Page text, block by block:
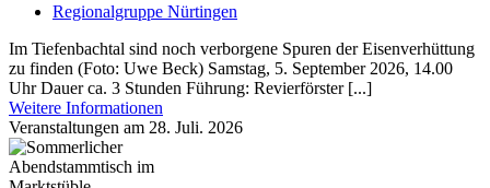
Regionalgruppe Nürtingen
Im Tiefenbachtal sind noch verborgene Spuren der Eisenverhüttung
zu finden (Foto: Uwe Beck) Samstag, 5. September 2026, 14.00
Uhr Dauer ca. 3 Stunden Führung: Revierförster [...]
Weitere Informationen
Veranstaltungen am 28. Juli. 2026